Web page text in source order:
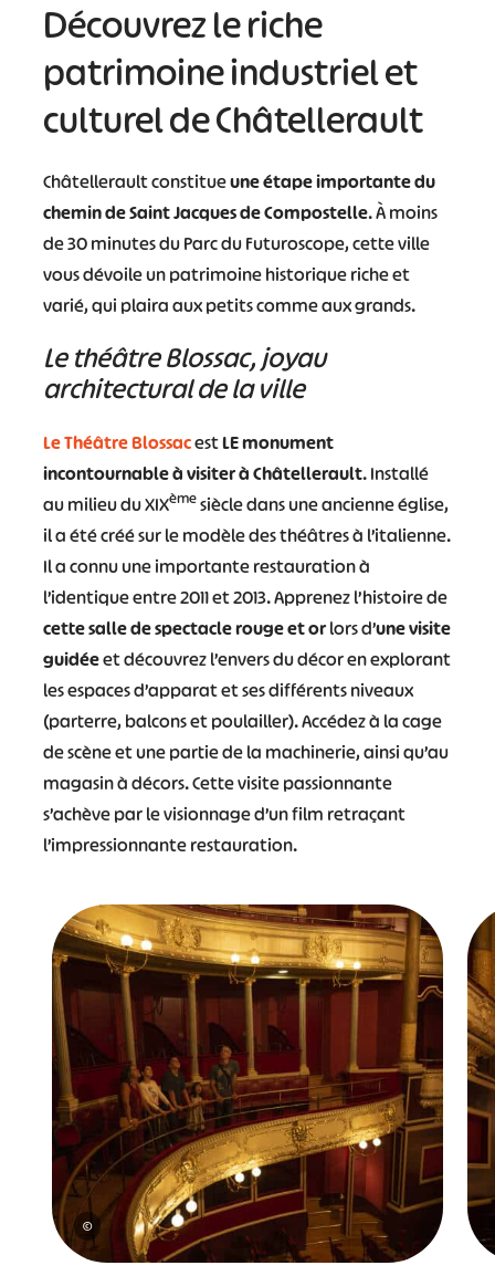
Découvrez le riche
patrimoine industriel et
culturel de Châtellerault
Châtellerault constitueune étape importante du
chemin de Saint Jacques de Compostelle. À moins
de 30 minutes du Parc du Futuroscope, cette ville
vous dévoile un patrimoine historique riche et
varié, qui plaira aux petits comme aux grands.
Le théâtre Blossac, joyau
architectural de la ville
Le Théâtre BlossacestLE monument
incontournable à visiter à Châtellerault. Installé
au milieu du XIXèmesiècle dans une ancienne église,
il a été créé sur le modèle des théâtres à l’italienne.
Il a connu une importante restauration à
l’identique entre 2011 et 2013. Apprenez l’histoire de
cette salle de spectacle rouge et orlors d’une visite
guidéeet découvrez l’envers du décor en explorant
les espaces d’apparat et ses différents niveaux
(parterre, balcons et poulailler). Accédez à la cage
de scène et une partie de la machinerie, ainsi qu’au
magasin à décors. Cette visite passionnante
s’achève par le visionnage d’un film retraçant
l’impressionnante restauration.
©